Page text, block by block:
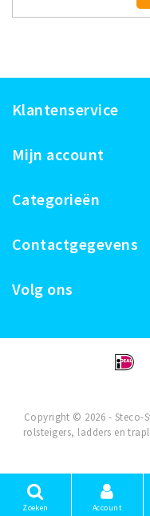
Klantenservice
Mijn account
Categorieën
Contactgegevens
Volg ons
Copyright © 2026 - Steco-
rolsteigers, ladders en
Zoeken Account